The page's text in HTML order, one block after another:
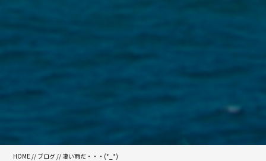
HOME // ブログ // 凄い雨だ・・・(*_*)